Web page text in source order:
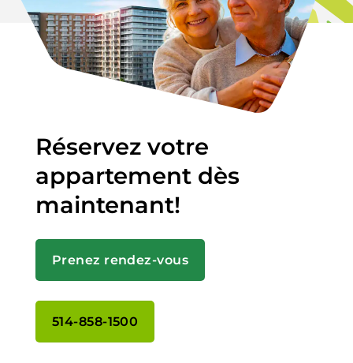
Réservez votre
appartement dès
maintenant!
Prenez rendez-vous
514-858-1500